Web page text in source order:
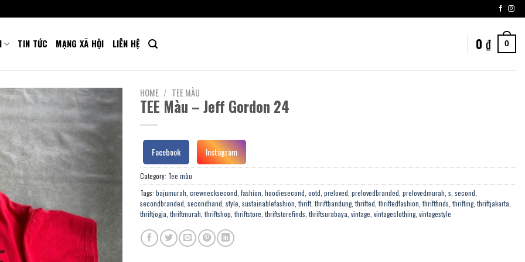
TIN TỨC MẠNG XÃ HỘI LIÊN HỆ 0₫ 0
HOME / TEE MÀU
TEE Màu – Jeff Gordon 24
Facebook Instagram
Category: Tee màu
Tags: bajumurah crewnecksecond fashion hoodiesecond ootd preloved prelovedbranded prelovedmurah s second
secondbranded secondhand style sustainablefashion thrift thriftbandung thrifted thriftedfashion thriftfinds thrifting thriftjakarta
thriftjogja thriftmurah thriftshop thriftstore thriftstorefinds thriftsurabaya vintage vintageclothing vintagestyle